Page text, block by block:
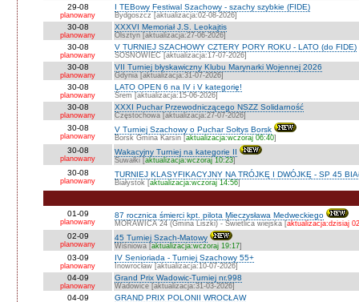
29-08
planowany
I TEBowy Festiwal Szachowy - szachy szybkie (FIDE)
Bydgoszcz [aktualizacja:02-08-2026]
30-08
planowany
XXXVI Memoriał J.S. Leokajtis
Olsztyn [aktualizacja:27-06-2026]
30-08
planowany
V TURNIEJ SZACHOWY CZTERY PORY ROKU - LATO (do FIDE)
SOSNOWIEC [aktualizacja:17-07-2026]
30-08
planowany
VII Turniej błyskawiczny Klubu Marynarki Wojennej 2026
Gdynia [aktualizacja:31-07-2026]
30-08
planowany
LATO OPEN 6 na IV i V kategorię!
Śrem [aktualizacja:15-06-2026]
30-08
planowany
XXXI Puchar Przewodniczącego NSZZ Solidarność
Częstochowa [aktualizacja:27-07-2026]
30-08
planowany
V Turniej Szachowy o Puchar Sołtys Borsk
Borsk Gmina Karsin [aktualizacja:wczoraj 06:40]
30-08
planowany
Wakacyjny Turniej na kategorie II
Suwałki [aktualizacja:wczoraj 10:23]
30-08
planowany
TURNIEJ KLASYFIKACYJNY NA TRÓJKĘ I DWÓJKĘ - SP 45
Białystok [aktualizacja:wczoraj 14:56]
01-09
planowany
87 rocznica śmierci kpt. pilota Mieczysława Medweckiego
MORAWICA 24 (Gmina Liszki) - Świetlica wiejska [aktualizacja:dzisiaj
02-09
planowany
45 Turniej Szach-Matowy
Wiśniowa [aktualizacja:wczoraj 19:17]
03-09
planowany
IV Senioriada - Turniej Szachowy 55+
Inowrocław [aktualizacja:10-07-2026]
04-09
planowany
Grand Prix Wadowic-Turniej nr.998
Wadowice [aktualizacja:31-03-2026]
04-09 GRAND PRIX POLONII WROCŁAW